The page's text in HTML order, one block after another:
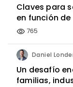
Claves para
en función
visibility 765
Un desafío
familias,